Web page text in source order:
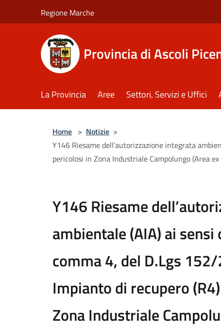
Regione Marche
Provincia di Ascoli
La Provincia Aree Settori, Servizi e Uffici
Home > Notizie >
Y146 Riesame dell’autorizzazione integrata
pericolosi in Zona Industriale Campolungo (Area
Y146 Riesame
ambientale (AIA) ai
comma 4, del D.Lgs 152/
Impianto di recupero
Zona Industriale